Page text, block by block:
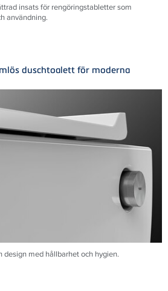
insats för rengöringstabletter som
användning.
duschtoalett för moderna
design med hållbarhet och hygien.